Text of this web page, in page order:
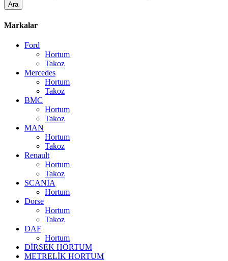
Ara
Markalar
Ford
Hortum
Takoz
Mercedes
Hortum
Takoz
BMC
Hortum
Takoz
MAN
Hortum
Takoz
Renault
Hortum
Takoz
SCANİA
Hortum
Dorse
Hortum
Takoz
DAF
Hortum
DİRSEK HORTUM
METRELİK HORTUM